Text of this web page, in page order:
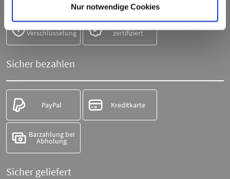
Nur notwendige Cookies
Verschlüsselung zertifiziert
Sicher bezahlen
PayPal Kreditkarte
Barzahlung bei
Abholung
Sicher geliefert